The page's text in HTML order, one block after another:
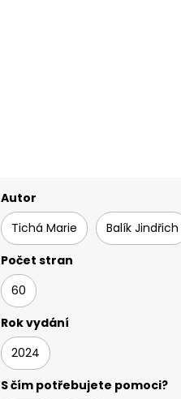
Autor
Tichá Marie
Balík Jindřich
Počet stran
60
Rok vydání
2024
S čím potřebujete pomoci?